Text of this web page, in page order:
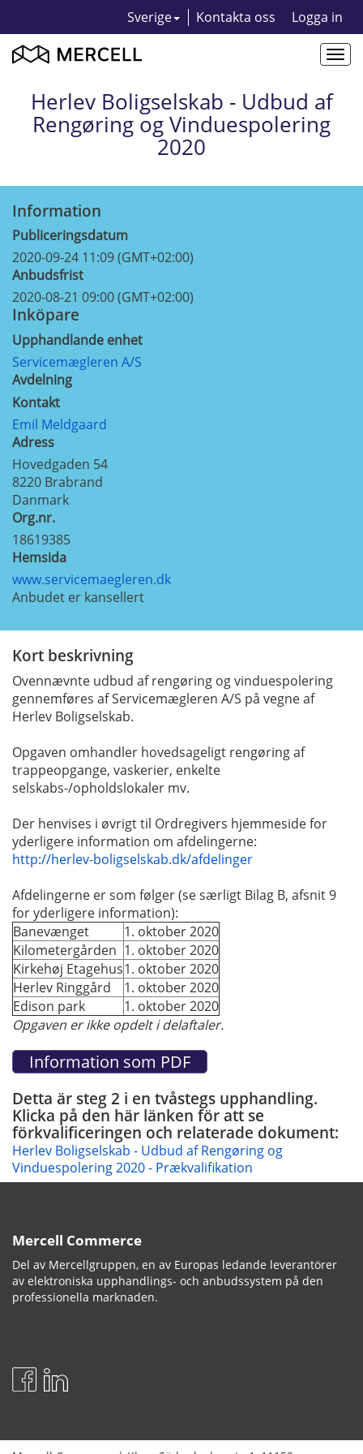
Sverige Kontakta oss Logga in
Herlev Boligselskab - Udbud af
Rengøring og Vinduespolering
2020
Information
Publiceringsdatum
2020-09-24 11:09 (GMT+02:00)
Anbudsfrist
2020-08-21 09:00 (GMT+02:00)
Inköpare
Upphandlande enhet
Servicemægleren A/S
Avdelning
Kontakt
Emil Meldgaard
Adress
Hovedgaden 54
8220 Brabrand
Danmark
Org.nr.
18619385
Hemsida
www.servicemaegleren.dk
Anbudet er kansellert
Kort beskrivning
Ovennævnte udbud af rengøring og vinduespolering
gennemføres af Servicemægleren A/S på vegne af
Herlev Boligselskab.
Opgaven omhandler hovedsageligt rengøring af
trappeopgange, vaskerier, enkelte
selskabs-/opholdslokaler mv.
Der henvises i øvrigt til Ordregivers hjemmeside for
yderligere information om afdelingerne:
http://herlev-boligselskab.dk/afdelinger
Afdelingerne er som følger (se særligt Bilag B, afsnit 9
for yderligere information):
Banevænget
1. oktober 2020
Kilometergården 1. oktober 2020
Kirkehøj Etagehus1. oktober 2020
Herlev Ringgård
1. oktober 2020
Edison park
1. oktober 2020
Opgaven er ikke opdelt i delaftaler.
Detta är steg 2 i en tvåstegs upphandling.
Klicka på den här länken för att se
förkvalificeringen och relaterade dokument:
Herlev Boligselskab - Udbud af Rengøring og
Vinduespolering 2020 - Prækvalifikation
Mercell Commerce
Del av Mercellgruppen, en av Europas ledande leverantörer
av elektroniska upphandlings- och anbudssystem på den
professionella marknaden.